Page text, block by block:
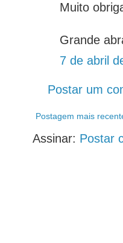
Muito
Grande
7 de abril
Postar um
Postagem mais
Assinar: Postar